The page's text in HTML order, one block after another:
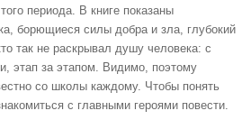
периода. В книге показаны
борющиеся силы добра и зла, глубокий
так не раскрывал душу человека: с
этап за этапом. Видимо, поэтому
со школы каждому. Чтобы понять
с главными героями повести.